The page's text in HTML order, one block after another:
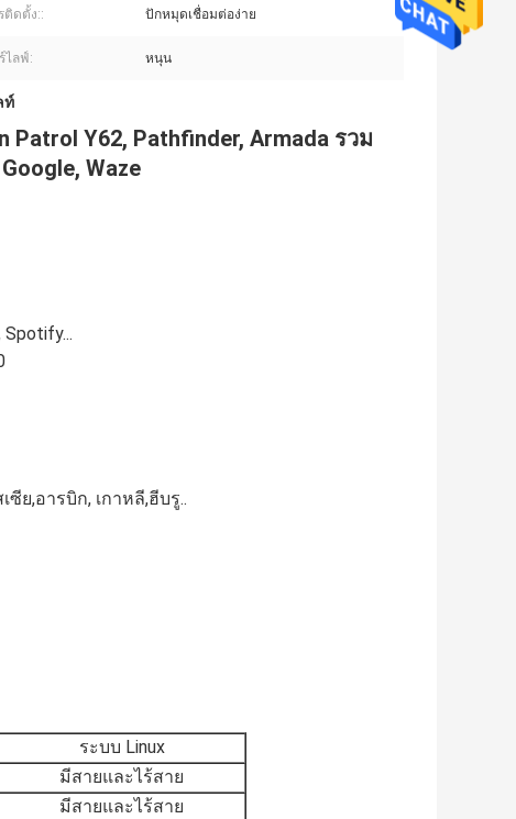
ติดตั้ง:: ปักหมุดเชื่อมต่อง่าย
ไลฟ์: หนุน
ท์
Patrol Y62, Pathfinder, Armada รวม
Waze
ย,อารบิก, เกาหลี,ฮีบรู..
ระบบ Linux
มีสายและไร้สาย
มีสายและไร้สาย